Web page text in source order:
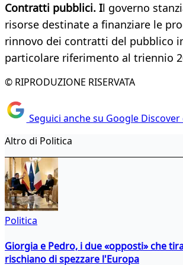
Contratti pubblici. Il governo
risorse destinate a finanziare le
rinnovo dei contratti del pubblico
particolare riferimento al triennio
© RIPRODUZIONE RISERVATA
Seguici anche su Google
Altro di Politica
Politica
Giorgia e Pedro, i due «opposti» che
rischiano di spezzare l'Europa